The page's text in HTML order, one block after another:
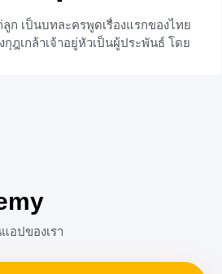
ก เป็นบทละครพูดเรื่องแรกของไทย
ฎเกล้าเจ้าอยู่หัวเป็นผู้ประพันธ์ โดย
ก ตัวบทที่ 1 พระยาภักดี : ใครวะ
ก่าของใต้เท้า
อปของเรา